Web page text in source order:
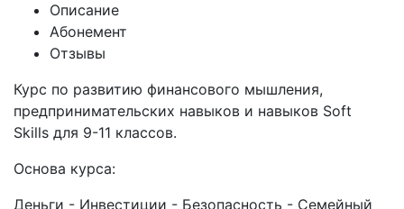
Описание
Абонемент
Отзывы
Курс по развитию финансового мышления,
предпринимательских навыков и навыков Soft
Skills для 9-11 классов.
Основа курса:
Деньги - Инвестиции - Безопасность - Семейный